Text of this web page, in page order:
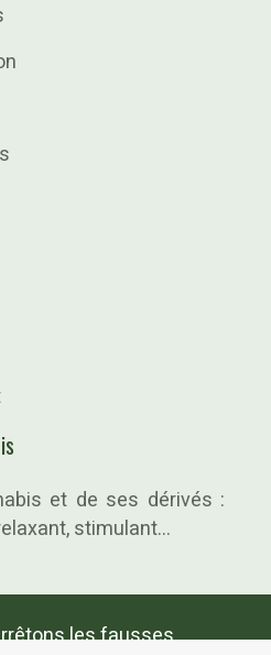
et de ses dérivés :
stimulant…
les fausses